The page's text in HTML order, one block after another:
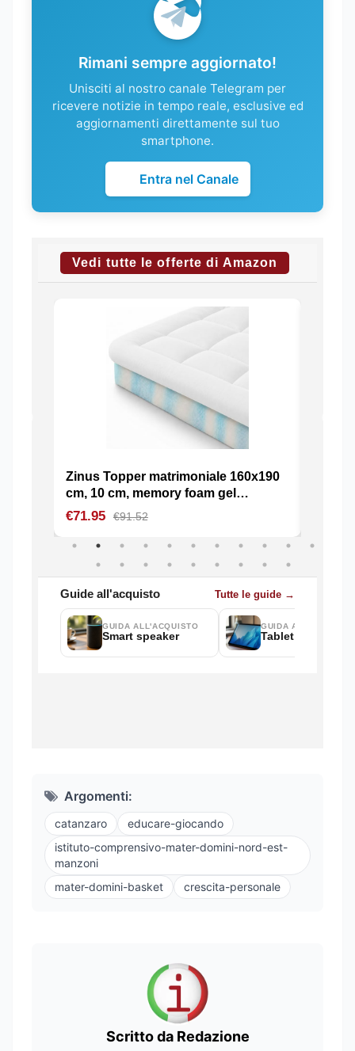
Rimani sempre aggiornato!
Unisciti al nostro canale Telegram per
ricevere notizie in tempo reale, esclusive ed
aggiornamenti direttamente sul tuo
smartphone.
Entra nel Canale
Argomenti:
catanzaro
educare-giocando
istituto-comprensivo-mater-domini-nord-est-
manzoni
mater-domini-basket
crescita-personale
Scritto da Redazione